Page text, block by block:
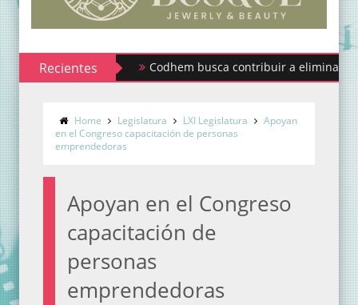
RecientesCodhem busca contribuir a eliminar los
Sindicato de Maestros al Servicio del Estado
Home Legislatura LXI Legislatura
Apoyan
en el Congreso capacitación de personas
emprendedoras
Apoyan en el Congreso
capacitación de
personas
emprendedoras